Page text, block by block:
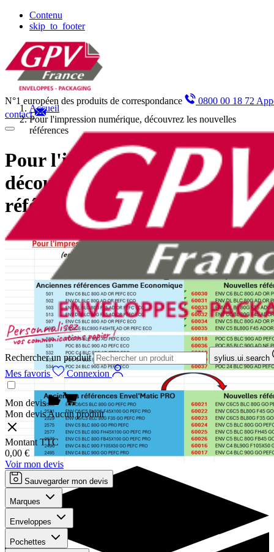
Contenu
skip_to_footer
N°1 européen des produits de correspondance
0800 00 18 72
contact
Rechercher un produit sylius.ui.search
Mes favoris Connexion
Mon devis
Mon devisAucun produit
Montant TTC
0,00 €
Voir mon devis
Sauvegarder mon devis
Marques
Enveloppes
Pochettes
Accueil
Pour l'impression numérique, découvrez les nouvelles
références
Pour l'impression numérique,
découvrez les nouvelles
références